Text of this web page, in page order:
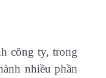
công ty, trong
nhiều phần